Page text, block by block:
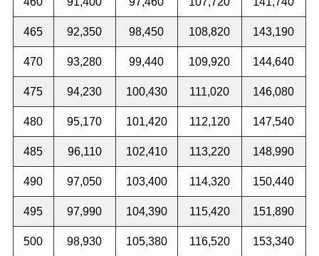
465 92,350 98,450 108,820 143,190
470 93,280 99,440 109,920 144,640
475 94,230 100,430 111,020 146,080
480 95,170 101,420 112,120 147,540
485 96,110 102,410 113,220 148,990
490 97,050 103,400 114,320 150,440
495 97,990 104,390 115,420 151,890
500 98,930 105,380 116,520 153,340